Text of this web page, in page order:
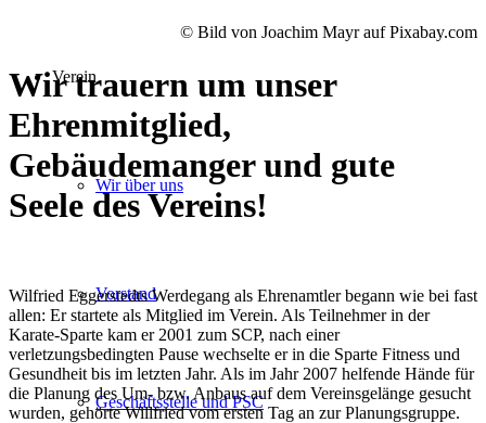
Verein
Wir über uns
Vorstand
Geschäftsstelle und PSC
© Bild von Joachim Mayr auf Pixabay.com
Wir trauern um unser
Ehrenmitglied,
Gebäudemanger und gute
Seele des Vereins!
Wilfried Eggerstedts Werdegang als Ehrenamtler begann wie bei fast
allen: Er startete als Mitglied im Verein. Als Teilnehmer in der
Karate-Sparte kam er 2001 zum SCP, nach einer
verletzungsbedingten Pause wechselte er in die Sparte Fitness und
Gesundheit bis im letzten Jahr. Als im Jahr 2007 helfende Hände für
die Planung des Um- bzw. Anbaus auf dem Vereinsgelänge gesucht
wurden, gehörte Willfried vom ersten Tag an zur Planungsgruppe.